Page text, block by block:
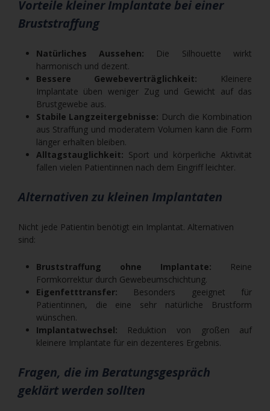
Vorteile kleiner Implantate bei einer
Bruststraffung
Natürliches Aussehen: Die Silhouette wirkt
harmonisch und dezent.
Bessere Gewebeverträglichkeit: Kleinere
Implantate üben weniger Zug und Gewicht auf das
Brustgewebe aus.
Stabile Langzeitergebnisse: Durch die Kombination
aus Straffung und moderatem Volumen kann die Form
länger erhalten bleiben.
Alltagstauglichkeit: Sport und körperliche Aktivität
fallen vielen Patientinnen nach dem Eingriff leichter.
Alternativen zu kleinen Implantaten
Nicht jede Patientin benötigt ein Implantat. Alternativen
sind:
Bruststraffung ohne Implantate: Reine
Formkorrektur durch Gewebeumschichtung.
Eigenfetttransfer: Besonders geeignet für
Patientinnen, die eine sehr natürliche Brustform
wünschen.
Implantatwechsel: Reduktion von großen auf
kleinere Implantate für ein dezenteres Ergebnis.
Fragen, die im Beratungsgespräch
geklärt werden sollten